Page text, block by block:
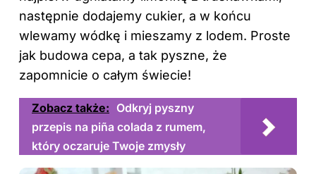
następnie dodajemy cukier, a w końcu
wlewamy wódkę i mieszamy z lodem. Proste
jak budowa cepa, a tak pyszne, że
zapomnicie o całym świecie!
Zobacz także: Odkryj pyszny
przepis na piña colada z rumem,
który oczaruje Twoje zmysły